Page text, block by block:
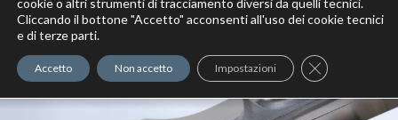
Elite Pro
cookie o altri strumenti di tracciamento diversi da quelli tecnici.
Cliccando il bottone "Accetto" acconsenti all'uso dei cookie tecnici
e di terze parti.
Accetto Non accetto Impostazioni Close GDPR